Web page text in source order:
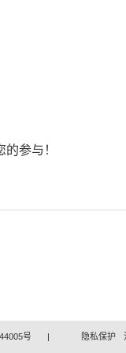
参与！
号 | 隐私保护